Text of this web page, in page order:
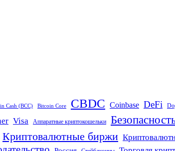
Cash (BCC) Bitcoin Core CBDC Coinbase DeFi
Visa Аппаратные криптокошельки
Криптовалютные биржи